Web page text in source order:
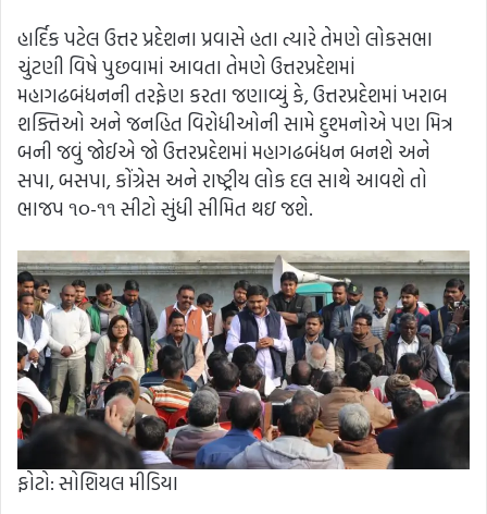
હાર્દિક પટેલ ઉત્તર પ્રદેશના પ્રવાસે હતા ત્યારે તેમણે લોકસભા
ચુંટણી વિષે પુછવામાં આવતા તેમણે ઉત્તરપ્રદેશમાં
મહાગઢબંધનની તરફેણ કરતા જણાવ્યું કે, ઉત્તરપ્રદેશમાં ખરાબ
શક્તિઓ અને જનહિત વિરોધીઓની સામે દુશ્મનોએ પણ મિત્ર
બની જવું જોઈએ જો ઉત્તરપ્રદેશમાં મહાગઢબંધન બનશે અને
સપા, બસપા, કોંગ્રેસ અને રાષ્ટ્રીય લોક દલ સાથે આવશે તો
ભાજપ ૧૦-૧૧ સીટો સુંધી સીમિત થઇ જશે.
ફોટો: સોશિયલ મીડિયા